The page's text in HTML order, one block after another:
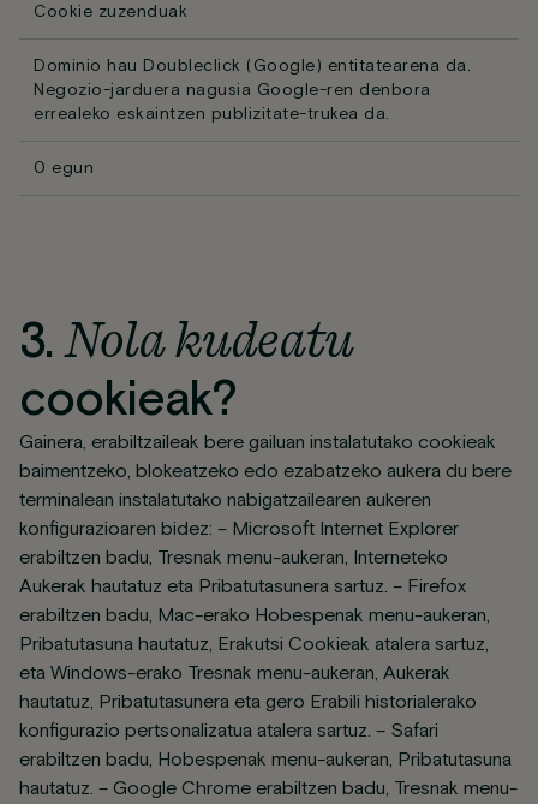
Cookie zuzenduak
Dominio hau Doubleclick (Google) entitatearena da.
Negozio-jarduera nagusia Google-ren denbora
errealeko eskaintzen publizitate-trukea da.
0 egun
3.Nola kudeatu
cookieak?
Gainera, erabiltzaileak bere gailuan instalatutako cookieak
baimentzeko, blokeatzeko edo ezabatzeko aukera du bere
terminalean instalatutako nabigatzailearen aukeren
konfigurazioaren bidez: – Microsoft Internet Explorer
erabiltzen badu, Tresnak menu-aukeran, Interneteko
Aukerak hautatuz eta Pribatutasunera sartuz. – Firefox
erabiltzen badu, Mac-erako Hobespenak menu-aukeran,
Pribatutasuna hautatuz, Erakutsi Cookieak atalera sartuz,
eta Windows-erako Tresnak menu-aukeran, Aukerak
hautatuz, Pribatutasunera eta gero Erabili historialerako
konfigurazio pertsonalizatua atalera sartuz. – Safari
erabiltzen badu, Hobespenak menu-aukeran, Pribatutasuna
hautatuz. – Google Chrome erabiltzen badu, Tresnak menu-